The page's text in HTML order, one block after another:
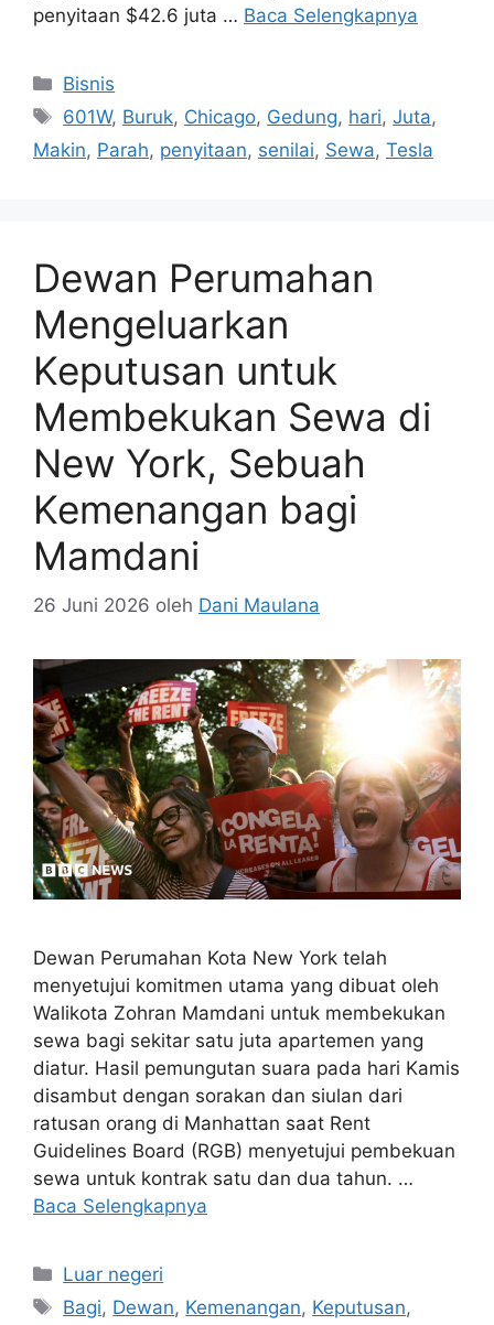
penyitaan $42.6 juta … Baca Selengkapnya
Kategori
Bisnis
Tag
601W, Buruk, Chicago, Gedung, hari,Juta,
Makin, Parah, penyitaan, senilai, Sewa, Tesla
Dewan Perumahan
Mengeluarkan
Keputusan untuk
Membekukan Sewa di
New York, Sebuah
Kemenangan bagi
Mamdani
26 Juni 2026 oleh Dani Maulana
Dewan Perumahan Kota New York telah
menyetujui komitmen utama yang dibuat oleh
Walikota Zohran Mamdani untuk membekukan
sewa bagi sekitar satu juta apartemen yang
diatur. Hasil pemungutan suara pada hari Kamis
disambut dengan sorakan dan siulan dari
ratusan orang di Manhattan saat Rent
Guidelines Board (RGB) menyetujui pembekuan
sewa untuk kontrak satu dan dua tahun. …
Baca Selengkapnya
Kategori
Luar negeri
Tag
Bagi, Dewan, Kemenangan, Keputusan,